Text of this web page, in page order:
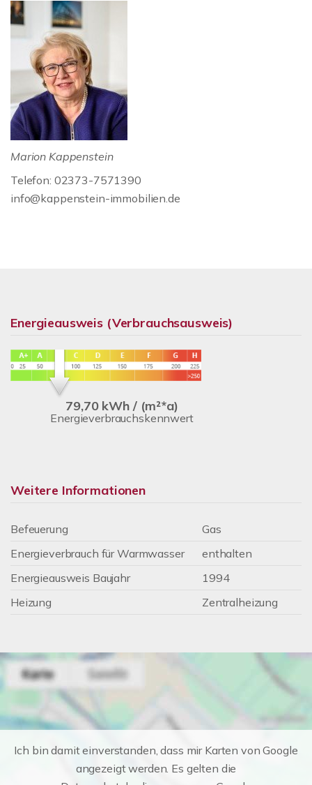
Marion Kappenstein
Telefon: 02373-7571390
info@kappenstein-immobilien.de
Energieausweis (Verbrauchsausweis)
79,70 kWh / (m²*a)
Energieverbrauchskennwert
Weitere Informationen
Befeuerung
Gas
Energieverbrauch für Warmwasser
enthalten
Energieausweis Baujahr
1994
Heizung
Zentralheizung
Ich bin damit einverstanden, dass mir Karten von Google
angezeigt werden. Es gelten die